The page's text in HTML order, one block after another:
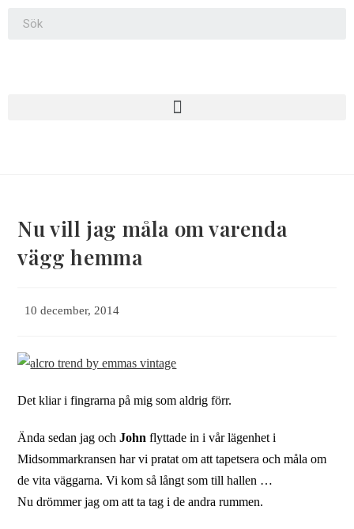
Nu vill jag måla om varenda
vägg hemma
10 december, 2014
Det kliar i fingrarna på mig som aldrig förr.
Ända sedan jag ochJohn flyttade in i vår lägenhet i
Midsommarkransen har vi pratat om att tapetsera och måla om
de vita väggarna. Vi kom så långt som till hallen …
Nu drömmer jag om att ta tag i de andra rummen.